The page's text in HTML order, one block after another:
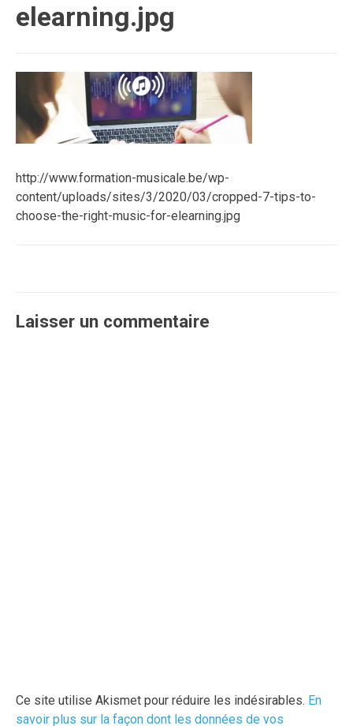
elearning.jpg
http://www.formation-musicale.be/wp-
content/uploads/sites/3/2020/03/cropped-7-tips-to-
choose-the-right-music-for-elearning.jpg
Laisser un commentaire
Ce site utilise Akismet pour réduire les indésirables. En
savoir plus sur la façon dont les données de vos